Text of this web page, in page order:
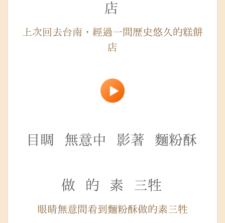
店
上次回去台南，經過一間歷史悠久的糕餅
店
目睭 無意中 影著 麵粉酥
做 的 素 三牲
眼睛無意間看到麵粉酥做的素三牲